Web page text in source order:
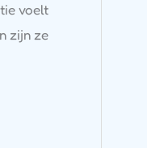
voelt
zijn ze